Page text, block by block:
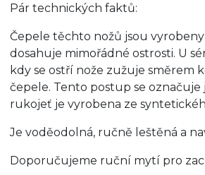
Pár technických faktů:
Čepele těchto nožů jsou
dosahuje mimořádné ostrosti. U
kdy se ostří nože zužuje směrem
čepele. Tento postup se
rukojeť je vyrobena ze
Je voděodolná, ručně leštěná a
Doporučujeme ruční mytí pro